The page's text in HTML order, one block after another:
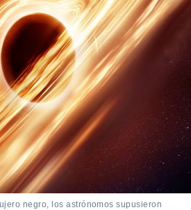
negro, los astrónomos supusieron